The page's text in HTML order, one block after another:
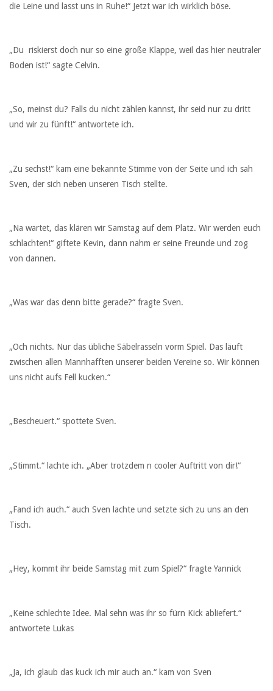
die Leine und lasst uns in Ruhe!“ Jetzt war ich wirklich böse.
„Du riskierst doch nur so eine große Klappe, weil das hier neutraler
Boden ist!“ sagte Celvin.
„So, meinst du? Falls du nicht zählen kannst, ihr seid nur zu dritt
und wir zu fünft!“ antwortete ich.
„Zu sechst!“ kam eine bekannte Stimme von der Seite und ich sah
Sven, der sich neben unseren Tisch stellte.
„Na wartet, das klären wir Samstag auf dem Platz. Wir werden euch
schlachten!“ giftete Kevin, dann nahm er seine Freunde und zog
von dannen.
„Was war das denn bitte gerade?“ fragte Sven.
„Och nichts. Nur das übliche Säbelrasseln vorm Spiel. Das läuft
zwischen allen Mannhafften unserer beiden Vereine so. Wir können
uns nicht aufs Fell kucken.“
„Bescheuert.“ spottete Sven.
„Stimmt.“ lachte ich. „Aber trotzdem n cooler Auftritt von dir!“
„Fand ich auch.“ auch Sven lachte und setzte sich zu uns an den
Tisch.
„Hey, kommt ihr beide Samstag mit zum Spiel?“ fragte Yannick
„Keine schlechte Idee. Mal sehn was ihr so fürn Kick abliefert.“
antwortete Lukas
„Ja, ich glaub das kuck ich mir auch an.“ kam von Sven